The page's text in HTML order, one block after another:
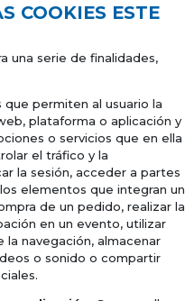
COOKIES ESTE
una serie de finalidades,
que permiten al usuario la
plataforma o aplicación y
o servicios que en ella
el tráfico y la
la sesión, acceder a partes
elementos que integran un
de un pedido, realizar la
en un evento, utilizar
navegación, almacenar
o sonido o compartir